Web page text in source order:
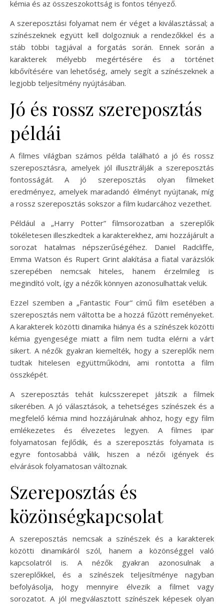
kémia és az összeszokottság is fontos tényező.
A szereposztási folyamat nem ér véget a kiválasztással; a
színészeknek együtt kell dolgozniuk a rendezőkkel és a
stáb többi tagjával a forgatás során. Ennek során a
karakterek mélyebb megértésére és a történet
kibővítésére van lehetőség, amely segít a színészeknek a
legjobb teljesítmény nyújtásában.
Jó és rossz szereposztás
példái
A filmes világban számos példa található a jó és rossz
szereposztásra, amelyek jól illusztrálják a szereposztás
fontosságát. A jó szereposztás olyan filmeket
eredményez, amelyek maradandó élményt nyújtanak, míg
a rossz szereposztás sokszor a film kudarcához vezethet.
Például a „Harry Potter” filmsorozatban a szereplők
tökéletesen illeszkedtek a karakterekhez, ami hozzájárult a
sorozat hatalmas népszerűségéhez. Daniel Radcliffe,
Emma Watson és Rupert Grint alakítása a fiatal varázslók
szerepében nemcsak hiteles, hanem érzelmileg is
megindító volt, így a nézők könnyen azonosulhattak velük.
Ezzel szemben a „Fantastic Four” című film esetében a
szereposztás nem váltotta be a hozzá fűzött reményeket.
A karakterek közötti dinamika hiánya és a színészek közötti
kémia gyengesége miatt a film nem tudta elérni a várt
sikert. A nézők gyakran kiemelték, hogy a szereplők nem
tudtak hitelesen együttműködni, ami rontotta a film
összképét.
A szereposztás tehát kulcsszerepet játszik a filmek
sikerében. A jó választások, a tehetséges színészek és a
megfelelő kémia mind hozzájárulnak ahhoz, hogy egy film
emlékezetes és élvezetes legyen. A filmes ipar
folyamatosan fejlődik, és a szereposztás folyamata is
egyre fontosabbá válik, hiszen a nézői igények és
elvárások folyamatosan változnak.
Szereposztás és
közönségkapcsolat
A szereposztás nemcsak a színészek és a karakterek
közötti dinamikáról szól, hanem a közönséggel való
kapcsolatról is. A nézők gyakran azonosulnak a
szereplőkkel, és a színészek teljesítménye nagyban
befolyásolja, hogy mennyire élvezik a filmet vagy
sorozatot. A jól megválasztott színészek képesek olyan